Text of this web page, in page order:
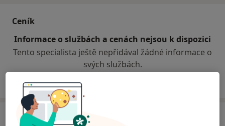
Ceník
Informace o službách a cenách nejsou k dispozici
Tento specialista ještě nepřidával žádné informace o
svých službách.
Adresa